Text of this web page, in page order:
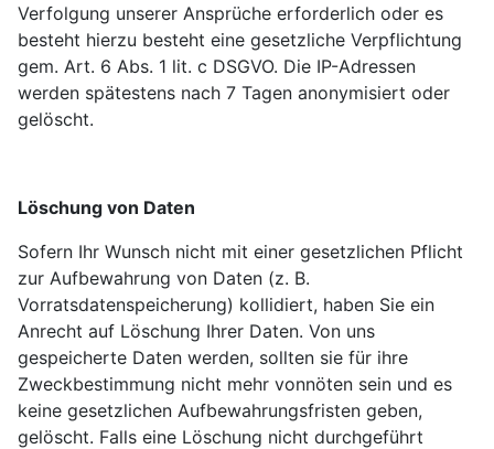
Verfolgung unserer Ansprüche erforderlich oder es
besteht hierzu besteht eine gesetzliche Verpflichtung
gem. Art. 6 Abs. 1 lit. c DSGVO. Die IP-Adressen
werden spätestens nach 7 Tagen anonymisiert oder
gelöscht.
Löschung von Daten
Sofern Ihr Wunsch nicht mit einer gesetzlichen Pflicht
zur Aufbewahrung von Daten (z. B.
Vorratsdatenspeicherung) kollidiert, haben Sie ein
Anrecht auf Löschung Ihrer Daten. Von uns
gespeicherte Daten werden, sollten sie für ihre
Zweckbestimmung nicht mehr vonnöten sein und es
keine gesetzlichen Aufbewahrungsfristen geben,
gelöscht. Falls eine Löschung nicht durchgeführt